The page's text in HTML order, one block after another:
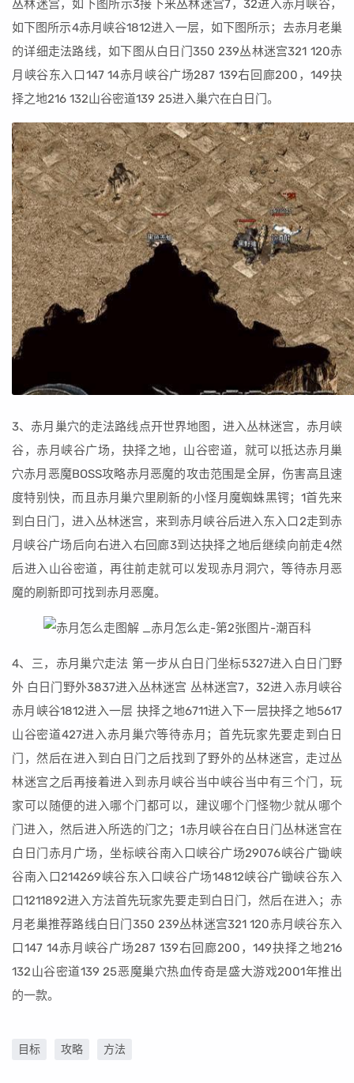
丛林迷宫，如下图所示3接下来丛林迷宫7，32进入赤月峡谷，
如下图所示4赤月峡谷1812进入一层，如下图所示；去赤月老巢
的详细走法路线，如下图从白日门350 239丛林迷宫321 120赤
月峡谷东入口147 14赤月峡谷广场287 139右回廊200，149抉
择之地216 132山谷密道139 25进入巢穴在白日门。
3、赤月巢穴的走法路线点开世界地图，进入丛林迷宫，赤月峡
谷，赤月峡谷广场，抉择之地，山谷密道，就可以抵达赤月巢
穴赤月恶魔BOSS攻略赤月恶魔的攻击范围是全屏，伤害高且速
度特别快，而且赤月巢穴里刷新的小怪月魔蜘蛛黑锷；1首先来
到白日门，进入丛林迷宫，来到赤月峡谷后进入东入口2走到赤
月峡谷广场后向右进入右回廊3到达抉择之地后继续向前走4然
后进入山谷密道，再往前走就可以发现赤月洞穴，等待赤月恶
魔的刷新即可找到赤月恶魔。
4、三，赤月巢穴走法 第一步从白日门坐标5327进入白日门野
外 白日门野外3837进入丛林迷宫 丛林迷宫7，32进入赤月峡谷
赤月峡谷1812进入一层 抉择之地6711进入下一层抉择之地5617
山谷密道427进入赤月巢穴等待赤月；首先玩家先要走到白日
门，然后在进入到白日门之后找到了野外的丛林迷宫，走过丛
林迷宫之后再接着进入到赤月峡谷当中峡谷当中有三个门，玩
家可以随便的进入哪个门都可以，建议哪个门怪物少就从哪个
门进入，然后进入所选的门之；1赤月峡谷在白日门丛林迷宫在
白日门赤月广场，坐标峡谷南入口峡谷广场29076峡谷广锄峡
谷南入口214269峡谷东入口峡谷广场14812峡谷广锄峡谷东入
口1211892进入方法首先玩家先要走到白日门，然后在进入；赤
月老巢推荐路线白日门350 239丛林迷宫321 120赤月峡谷东入
口147 14赤月峡谷广场287 139右回廊200，149抉择之地216
132山谷密道139 25恶魔巢穴热血传奇是盛大游戏2001年推出
的一款。
目标 攻略 方法